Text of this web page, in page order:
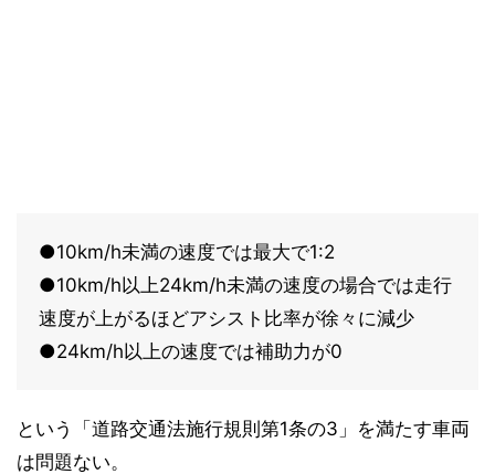
●10km/h未満の速度では最大で1:2
●10km/h以上24km/h未満の速度の場合では走行
速度が上がるほどアシスト比率が徐々に減少
●24km/h以上の速度では補助力が0
という「道路交通法施行規則第1条の3」を満たす車両
は問題ない。